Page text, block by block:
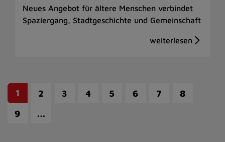
Neues Angebot für ältere Menschen verbindet
Spaziergang, Stadtgeschichte und Gemeinschaft
1 2 3 4 5 6 7
8
9
…